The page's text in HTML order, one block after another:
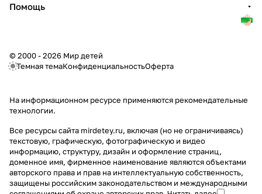
Помощь
© 2000 - 2026 Мир детей
Темная темаКонфиденциальностьОферта
На информационном ресурсе применяются рекомендательные
технологии.
Все ресурсы сайта mirdetey.ru, включая (но не ограничиваясь)
текстовую, графическую, фотографическую и видео
информацию, структуру, дизайн и оформление страниц,
доменное имя, фирменное наименование являются объектами
авторского права и прав на интеллектуальную собственность,
защищены российским законодательством и международными